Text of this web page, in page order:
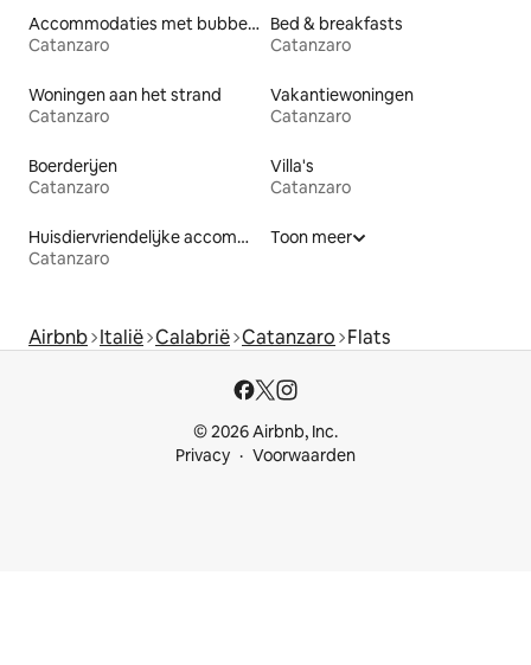
Accommodaties met bubbelbad
Catanzaro
Bed & breakfasts
Catanzaro
Woningen aan het strand
Catanzaro
Vakantiewoningen
Catanzaro
Boerderijen
Catanzaro
Villa's
Catanzaro
Huisdiervriendelijke accommodaties
Catanzaro
Toon meer
Airbnb Italië Calabrië Catanzaro Flats
© 2026 Airbnb, Inc.
Privacy
Voorwaarden